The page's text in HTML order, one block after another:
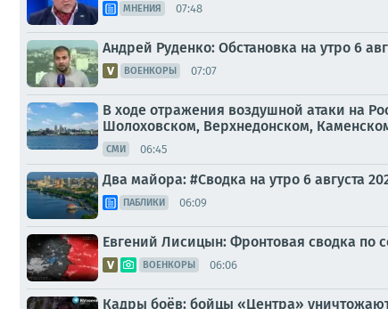
МНЕНИЯ 07:48
Андрей Руденко: Обстановка на утро 6
ВОЕНКОРЫ 07:07
В ходе отражения воздушной атаки на
Шолоховском, Верхнедонском,
СМИ 06:45
Два майора: #Сводка на утро 6 августа
ПАБЛИКИ 06:09
Евгений Лисицын: Фронтовая сводка по
ВОЕНКОРЫ 06:06
Кадры боёв: бойцы «Центра»